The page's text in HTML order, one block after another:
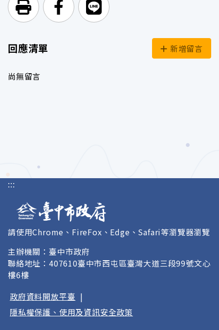
列印頁面前往Facebook
前往Line
回應清單 新增留言
尚無留言
:::
請使用Chrome、FireFox、Edge、Safari等瀏覽器瀏覽
主辦機關：臺中市政府
聯絡地址：407610臺中市西屯區臺灣大道三段99號文心
樓6樓
政府資料開放平臺 |
隱私權保護、使用及資訊安全政策